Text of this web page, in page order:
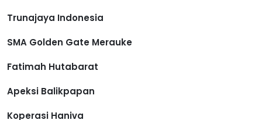
Trunajaya Indonesia
SMA Golden Gate Merauke
Fatimah Hutabarat
Apeksi Balikpapan
Koperasi Haniva